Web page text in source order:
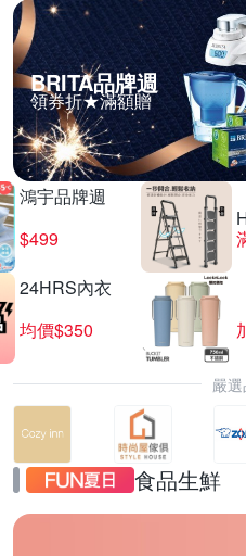
BRITA品牌週
領券折★滿額贈
鴻宇品牌週
$499
24HRS內衣
均價$350
嚴
食品生鮮